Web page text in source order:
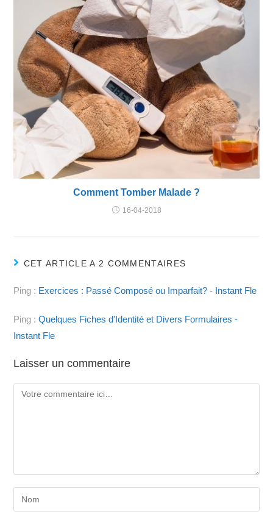
Comment Tomber Malade ?
16-04-2018
CET ARTICLE A 2 COMMENTAIRES
Ping : Exercices : Passé Composé ou Imparfait? - Instant Fle
Ping :Quelques Fiches d'Identité et Divers Formulaires -
Instant Fle
Laisser un commentaire
Comment
Enter
your